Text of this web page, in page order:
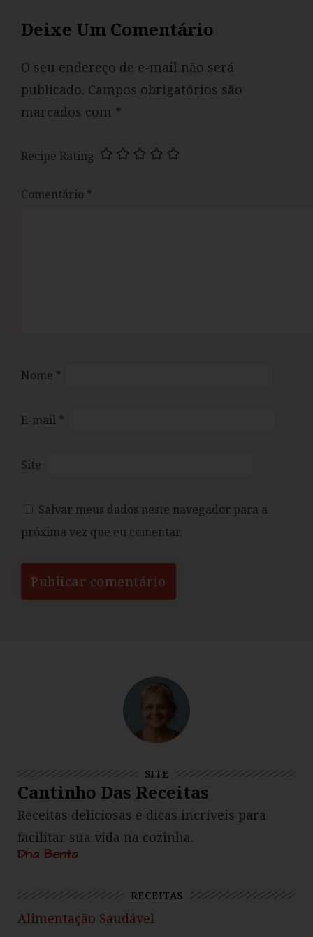
Deixe Um Comentário
O seu endereço de e-mail não será
publicado. Campos obrigatórios são
marcados com *
Recipe Rating
Comentário *
Nome *
E-mail *
Site
Salvar meus dados neste navegador para a
próxima vez que eu comentar.
SITE
Cantinho Das Receitas
Receitas deliciosas e dicas incríveis para
facilitar sua vida na cozinha.
Dna Benta
RECEITAS
Alimentação Saudável